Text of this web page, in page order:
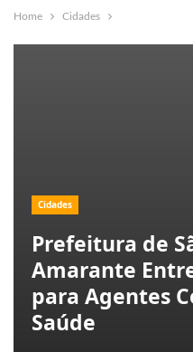
Home Cidades
Cidades
Prefeitura de
Amarante
para Agentes
Saúde